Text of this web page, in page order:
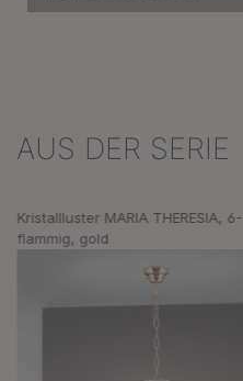
Produktgalerie überspringen
AUS DER SERIE
Kristallluster MARIA THERESIA, 6-
flammig, gold